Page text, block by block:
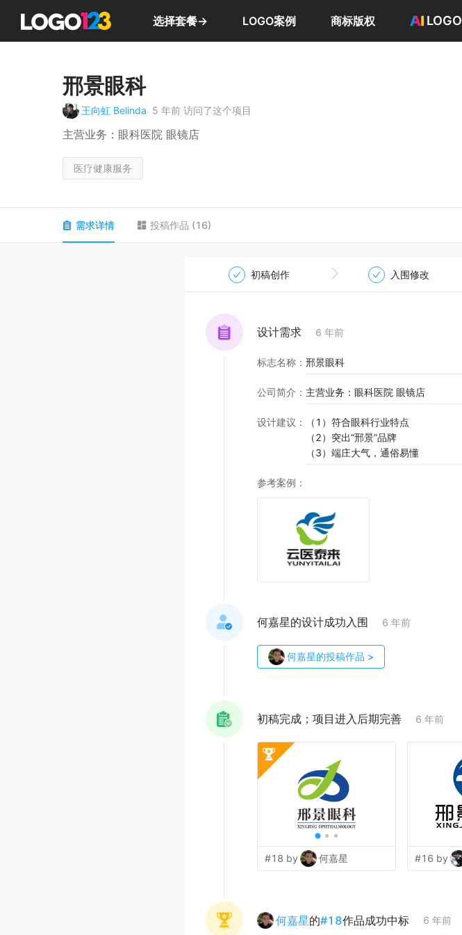
选择套餐→ LOGO案例 商标版权 LOGO
邢景眼科
王向虹 Belinda 5 年前 访问了这个项目
主营业务：眼科医院 眼镜店
医疗健康服务
需求详情 投稿作品 (16)
初稿创作 入围修改
设计需求 6 年前
标志名称 ： 邢景眼科
公司简介 ： 主营业务：眼科医院 眼镜店
设计建议 ：
（1）符合眼科行业特点
（2）突出“邢景”品牌
（3）端庄大气，通俗易懂
参考案例 ：
何嘉星的设计成功入围 6 年前
何嘉星的投稿作品 >
初稿完成；项目进入后期完善 6 年前
#18 by 何嘉星 #16 by
何嘉星的#18作品成功中标 6 年前